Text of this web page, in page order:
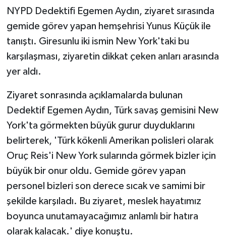
NYPD Dedektifi Egemen Aydın, ziyaret sırasında
gemide görev yapan hemşehrisi Yunus Küçük ile
tanıştı. Giresunlu iki ismin New York'taki bu
karşılaşması, ziyaretin dikkat çeken anları arasında
yer aldı.
Ziyaret sonrasında açıklamalarda bulunan
Dedektif Egemen Aydın, Türk savaş gemisini New
York'ta görmekten büyük gurur duyduklarını
belirterek, 'Türk kökenli Amerikan polisleri olarak
Oruç Reis'i New York sularında görmek bizler için
büyük bir onur oldu. Gemide görev yapan
personel bizleri son derece sıcak ve samimi bir
şekilde karşıladı. Bu ziyaret, meslek hayatımız
boyunca unutamayacağımız anlamlı bir hatıra
olarak kalacak.' diye konuştu.